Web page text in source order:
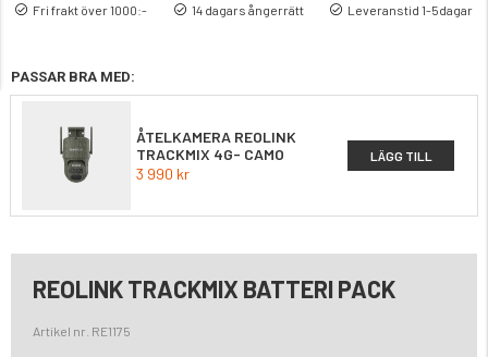
Fri frakt över 1000:- 14 dagars ångerrätt Leveranstid 1-5dagar
PASSAR BRA MED:
ÅTELKAMERA REOLINK
TRACKMIX 4G- CAMO
3 990 kr
LÄGG TILL
REOLINK TRACKMIX BATTERI PACK
Artikel nr. RE1175